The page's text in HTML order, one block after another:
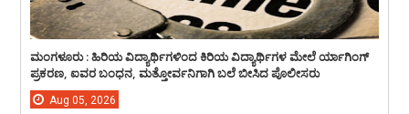
ಮಂಗಳೂರು : ಹಿರಿಯ ವಿದ್ಯಾರ್ಥಿಗಳಿಂದ ಕಿರಿಯ ವಿದ್ಯಾರ್ಥಿಗಳ ಮೇಲೆ ರ್ಯಾಗಿಂಗ್
ಪ್ರಕರಣ, ಐವರ ಬಂಧನ, ಮತ್ತೋರ್ವನಿಗಾಗಿ ಬಲೆ ಬೀಸಿದ ಪೊಲೀಸರು
Aug 05, 2026